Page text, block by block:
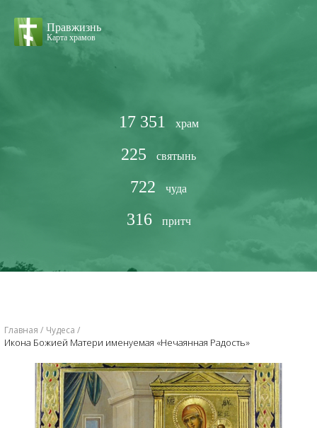
Правжизнь
Карта храмов
17 351 храм
225 святынь
722 чуда
316 притч
Главная Чудеса
Икона Божией Матери именуемая «Нечаянная Радость»